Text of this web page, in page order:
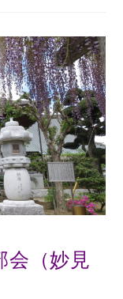
会（妙見